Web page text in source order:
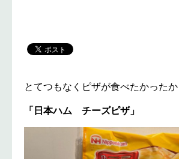
とてつもなくピザが食べたかったか
「日本ハム チーズピザ」